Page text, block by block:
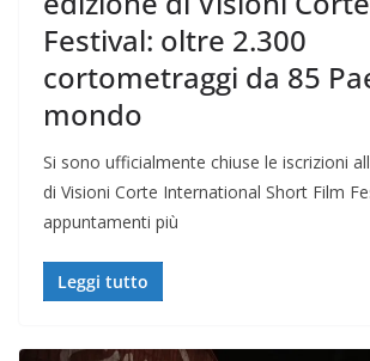
Festival: oltre 2.300
cortometraggi da 85
mondo
Si sono ufficialmente chiuse le iscrizioni
di Visioni Corte International Short Film
appuntamenti più
Leggi tutto